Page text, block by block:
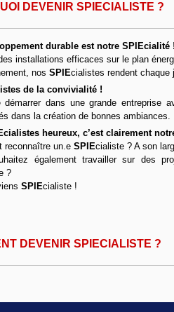
DEVENIR SPIECIALISTE ?
durable est notre SPIEcialité !
installations efficaces sur le plan
nos SPIEcialistes rendent chaque
de la convivialité !
démarrer dans une grande entreprise
dans la création de bonnes ambiances.
heureux, c’est clairement
reconnaître un.e SPIEcialiste ? A son
également travailler sur des
?
SPIEcialiste !
DEVENIR SPIECIALISTE ?